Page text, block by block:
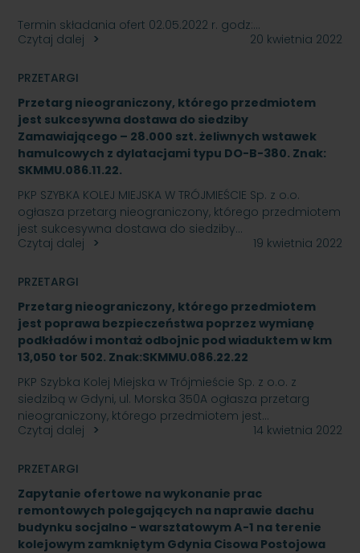
Termin składania ofert 02.05.2022 r. godz:…
Czytaj dalej
20 kwietnia 2022
PRZETARGI
Przetarg nieograniczony, którego przedmiotem
jest sukcesywna dostawa do siedziby
Zamawiającego – 28.000 szt. żeliwnych wstawek
hamulcowych z dylatacjami typu DO-B-380. Znak:
SKMMU.086.11.22.
PKP SZYBKA KOLEJ MIEJSKA W TRÓJMIEŚCIE Sp. z o.o.
ogłasza przetarg nieograniczony, którego przedmiotem
jest sukcesywna dostawa do siedziby…
Czytaj dalej
19 kwietnia 2022
PRZETARGI
Przetarg nieograniczony, którego przedmiotem
jest poprawa bezpieczeństwa poprzez wymianę
podkładów i montaż odbojnic pod wiaduktem w km
13,050 tor 502. Znak:SKMMU.086.22.22
PKP Szybka Kolej Miejska w Trójmieście Sp. z o.o. z
siedzibą w Gdyni, ul. Morska 350A ogłasza przetarg
nieograniczony, którego przedmiotem jest…
Czytaj dalej
14 kwietnia 2022
PRZETARGI
Zapytanie ofertowe na wykonanie prac
remontowych polegających na naprawie dachu
budynku socjalno - warsztatowym A-1 na terenie
kolejowym zamkniętym Gdynia Cisowa Postojowa